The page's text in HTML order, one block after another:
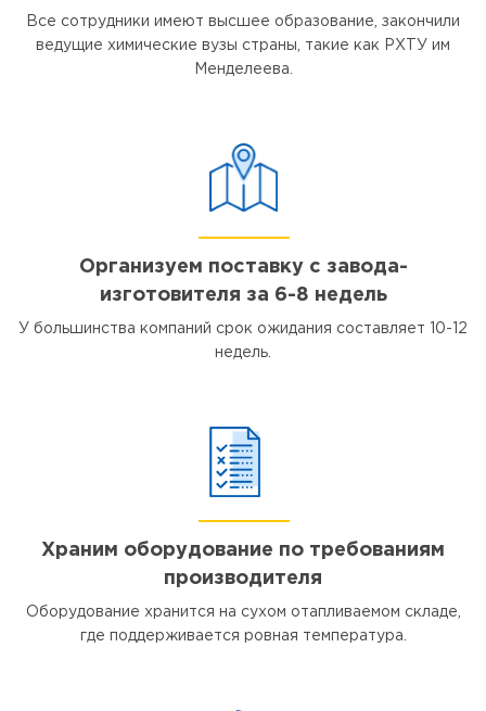
Все сотрудники имеют высшее образование, закончили
ведущие химические вузы страны, такие как РХТУ им
Менделеева.
Организуем поставку с завода-
изготовителя за 6-8 недель
У большинства компаний срок ожидания составляет 10-12
недель.
Храним оборудование по требованиям
производителя
Оборудование хранится на сухом отапливаемом складе,
где поддерживается ровная температура.